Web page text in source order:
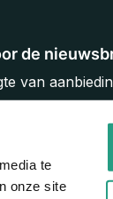
te
onze site
de
van